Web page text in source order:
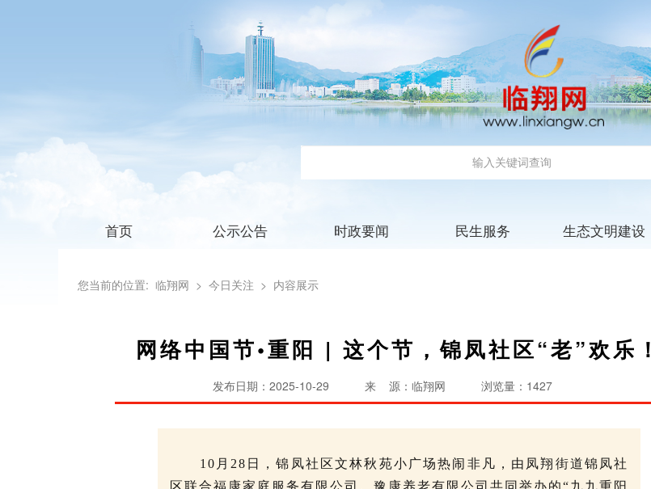
首页 公示公告 时政要闻 民生服务 生态文明建设
您当前的位置: 临翔网 > 今日关注 > 内容展示
网络中国节•重阳 | 这个节，锦凤社区“老”欢乐！
发布日期：2025-10-29 来 源：临翔网 浏览量：1427
10 月 28日，锦凤社区文林秋苑小广场热闹非凡，由凤翔街道锦凤社
区联合福康家庭服务有限公司、豫康养老有限公司共同举办的“九九重阳